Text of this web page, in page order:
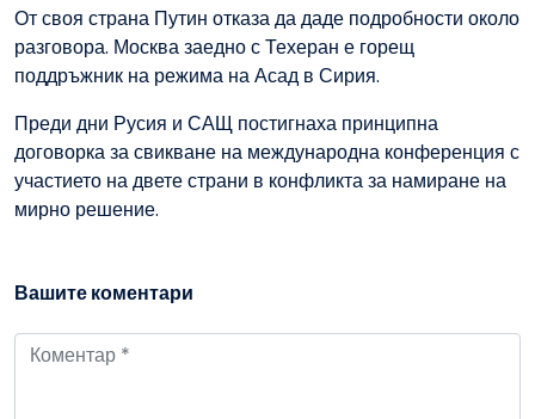
От своя страна Путин отказа да даде подробности около
разговора. Москва заедно с Техеран е горещ
поддръжник на режима на Асад в Сирия.
Преди дни Русия и САЩ постигнаха принципна
договорка за свикване на международна конференция с
участието на двете страни в конфликта за намиране на
мирно решение.
Вашите коментари